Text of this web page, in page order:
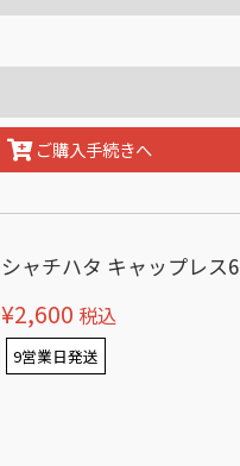
ご購入手続きへ
シャチハタ キャップレス6
¥2,600 税込
9営業日発送